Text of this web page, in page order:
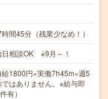
間45分（残業少なめ！）
相談OK ※9月～！
1800円×実働7h45m×週5
はありません。※給与即
有）